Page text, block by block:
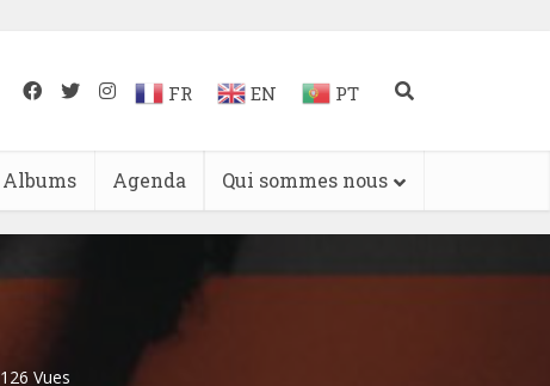
FR EN PT
Albums Agenda Qui sommes nous
126 Vues